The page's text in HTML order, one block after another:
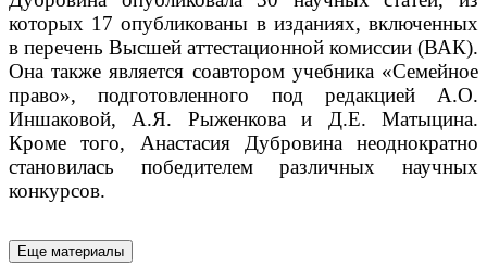
которых 17 опубликованы в изданиях, включенных
в перечень Высшей аттестационной комиссии (ВАК).
Она также является соавтором учебника «Семейное
право», подготовленного под редакцией А.О.
Иншаковой, А.Я. Рыженкова и Д.Е. Матыцина.
Кроме того, Анастасия Дубровина неоднократно
становилась победителем различных научных
конкурсов.
Еще материалы